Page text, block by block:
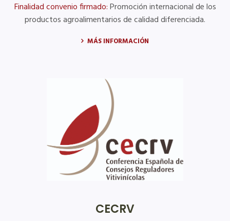
Finalidad convenio firmado:Promoción internacional de los
productos agroalimentarios de calidad diferenciada.
MÁS INFORMACIÓN
CECRV